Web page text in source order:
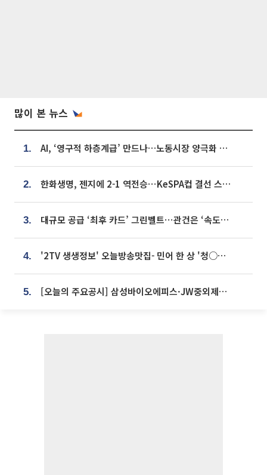
많이 본 뉴스
1. AI, ‘영구적 하층계급’ 만드나…노동시장 양극화 경고
2. 한화생명, 젠지에 2-1 역전승⋯KeSPA컵 결선 스테이지 2 직행
3. 대규모 공급 ‘최후 카드’ 그린벨트⋯관건은 ‘속도’ [주택공급 승부수의 조건]
4. '2TV 생생정보' 오늘방송맛집- 민어 한 상 '청○○○' vs 전복 한 상 '명○'
5. [오늘의 주요공시] 삼성바이오에피스·JW중외제약·한미반도체·SK바이오사이언스 등